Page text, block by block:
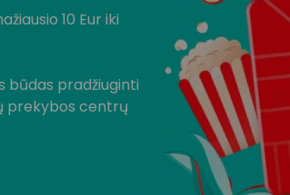
10 Eur iki
būdas pradžiuginti
prekybos centrų